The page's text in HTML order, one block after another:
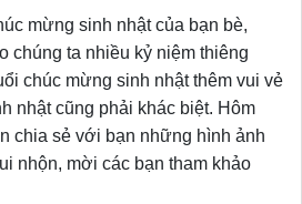
mừng sinh nhật của bạn bè,
chúng ta nhiều kỷ niệm thiêng
chúc mừng sinh nhật thêm vui vẻ
nhật cũng phải khác biệt. Hôm
chia sẻ với bạn những hình ảnh
nhộn, mời các bạn tham khảo